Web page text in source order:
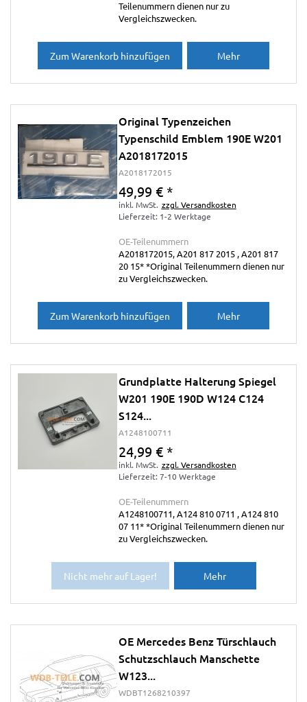
Teilenummern dienen nur zu
Vergleichszwecken.
Zum Warenkorb hinzufügen Mehr
Original Typenzeichen
Typenschild Emblem 190E W201
A2018172015
A2018172015
49,99 € *
inkl. MwSt. zzgl. Versandkosten
Lieferzeit: 1-2 Werktage
OE-Teilenummern
A2018172015, A201 817 2015 , A201 817
20 15* *Original Teilenummern dienen nur
zu Vergleichszwecken.
Zum Warenkorb hinzufügen Mehr
Grundplatte Halterung Spiegel
W201 190E 190D W124 C124
S124...
A1248100711
24,99 € *
inkl. MwSt. zzgl. Versandkosten
Lieferzeit: 7-10 Werktage
OE-Teilenummern
A1248100711, A124 810 0711 , A124 810
07 11* *Original Teilenummern dienen nur
zu Vergleichszwecken.
Nicht mehr auf Lager! Mehr
OE Mercedes Benz Türschlauch
Schutzschlauch Manschette
W123...
WDBT1268210397